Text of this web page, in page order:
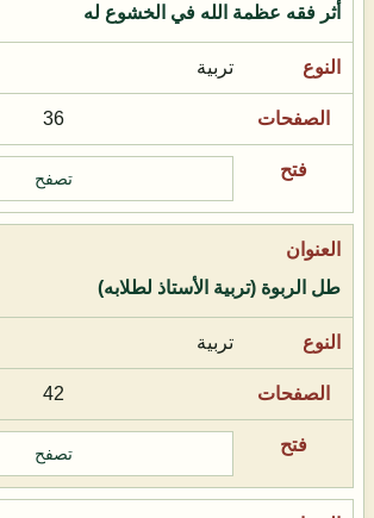
أثر فقه عظمة الله في الخشوع له
تربية
36
تصفح
طل الربوة (تربية الأستاذ لطلابه)
تربية
42
تصفح